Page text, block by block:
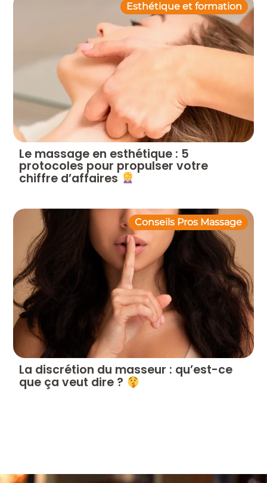
Esthétique et formation
Le massage en esthétique : 5
protocoles pour propulser votre
chiffre d’affaires
Conseils Pros Massage
La discrétion du masseur : qu’est-ce
que ça veut dire ?